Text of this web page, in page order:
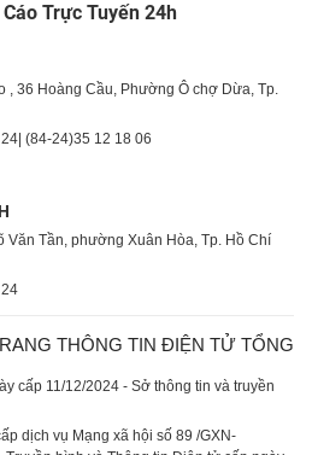
Trực Tuyến 24h
, 36 Hoàng Cầu, Phường Ô chợ Dừa, Tp.
| (84-24)35 12 18 06
Văn Tần, phường Xuân Hòa, Tp. Hồ Chí
THÔNG TIN ĐIỆN TỬ TỔNG
cấp 11/12/2024 - Sở thông tin và truyền
dịch vụ Mạng xã hội số 89 /GXN-